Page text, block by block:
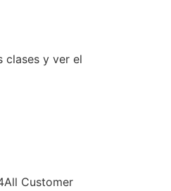
clases y ver el
Customer